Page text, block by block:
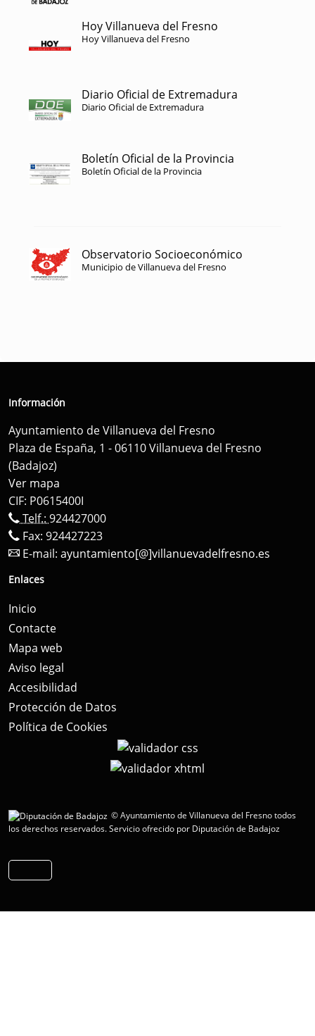
Hoy Villanueva del Fresno
Hoy Villanueva del Fresno
Diario Oficial de Extremadura
Diario Oficial de Extremadura
Boletín Oficial de la Provincia
Boletín Oficial de la Provincia
Observatorio Socioeconómico
Municipio de Villanueva del Fresno
Información
Ayuntamiento de Villanueva del Fresno
Plaza de España, 1 - 06110 Villanueva del Fresno
(Badajoz)
Ver mapa
CIF: P0615400I
Telf.: 924427000
Fax: 924427223
E-mail: ayuntamiento[@]villanuevadelfresno.es
Enlaces
Inicio
Contacte
Mapa web
Aviso legal
Accesibilidad
Protección de Datos
Política de Cookies
© Ayuntamiento de Villanueva del Fresno todos
los derechos reservados.Servicio ofrecido por Diputación de Badajoz